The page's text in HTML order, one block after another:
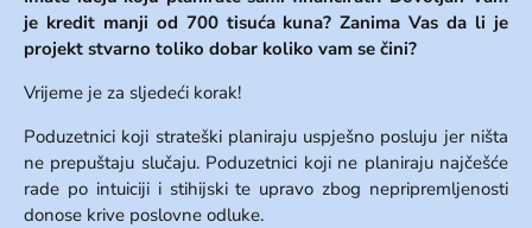
je kredit manji od 700 tisuća kuna? Zanima Vas da li je
projekt stvarno toliko dobar koliko vam se čini?
Vrijeme je za sljedeći korak!
Poduzetnici koji strateški planiraju uspješno posluju jer ništa
ne prepuštaju slučaju. Poduzetnici koji ne planiraju najčešće
rade po intuiciji i stihijski te upravo zbog nepripremljenosti
donose krive poslovne odluke.